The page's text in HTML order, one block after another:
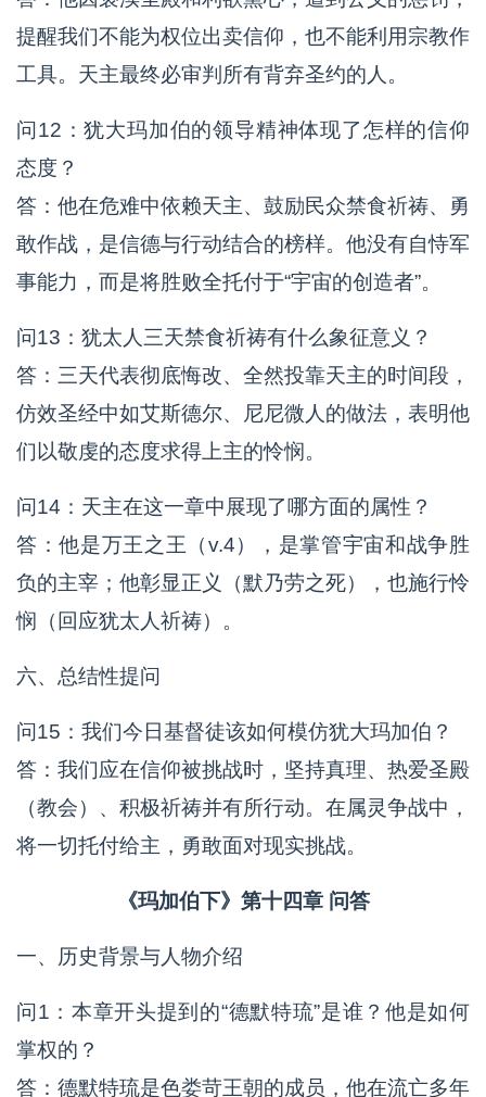
提醒我们不能为权位出卖信仰，也不能利用宗教作
工具。天主最终必审判所有背弃圣约的人。
问12：犹大玛加伯的领导精神体现了怎样的信仰
态度？
答：他在危难中依赖天主、鼓励民众禁食祈祷、勇
敢作战，是信德与行动结合的榜样。他没有自恃军
事能力，而是将胜败全托付于“宇宙的创造者”。
问13：犹太人三天禁食祈祷有什么象征意义？
答：三天代表彻底悔改、全然投靠天主的时间段，
仿效圣经中如艾斯德尔、尼尼微人的做法，表明他
们以敬虔的态度求得上主的怜悯。
问14：天主在这一章中展现了哪方面的属性？
答：他是万王之王（v.4），是掌管宇宙和战争胜
负的主宰；他彰显正义（默乃劳之死），也施行怜
悯（回应犹太人祈祷）。
六、总结性提问
问15：我们今日基督徒该如何模仿犹大玛加伯？
答：我们应在信仰被挑战时，坚持真理、热爱圣殿
（教会）、积极祈祷并有所行动。在属灵争战中，
将一切托付给主，勇敢面对现实挑战。
《玛加伯下》第十四章 问答
一、历史背景与人物介绍
问1：本章开头提到的“德默特琉”是谁？他是如何
掌权的？
答：德默特琉是色娄苛王朝的成员，他在流亡多年